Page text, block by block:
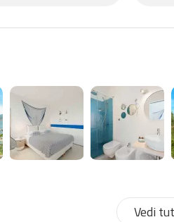
alla fresca brezza che entra
il letto matrimoniale
in camera , con box doccia,
Liguria coccolati ogni mattina da
Vedi